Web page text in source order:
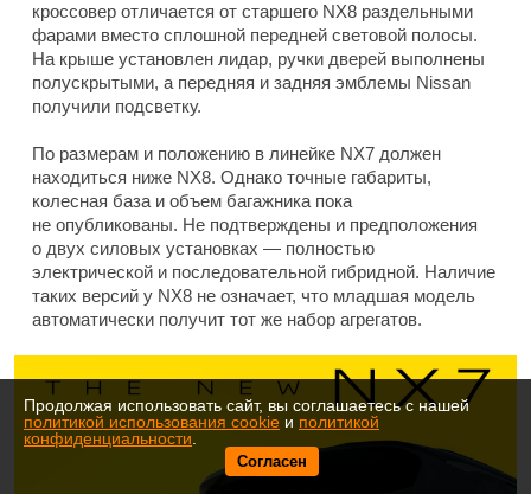
кроссовер отличается от старшего NX8 раздельными
фарами вместо сплошной передней световой полосы.
На крыше установлен лидар, ручки дверей выполнены
полускрытыми, а передняя и задняя эмблемы Nissan
получили подсветку.
По размерам и положению в линейке NX7 должен
находиться ниже NX8. Однако точные габариты,
колесная база и объем багажника пока
не опубликованы. Не подтверждены и предположения
о двух силовых установках — полностью
электрической и последовательной гибридной. Наличие
таких версий у NX8 не означает, что младшая модель
автоматически получит тот же набор агрегатов.
Продолжая использовать сайт, вы соглашаетесь с нашей
политикой использования cookie и политикой
конфиденциальности
Согласен